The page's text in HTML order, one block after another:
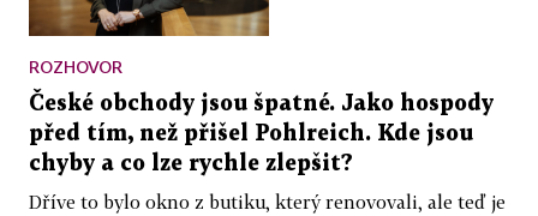
ROZHOVOR
České obchody jsou špatné. Jako hospody
před tím, než přišel Pohlreich. Kde jsou
chyby a co lze rychle zlepšit?
Dříve to bylo okno z butiku, který renovovali, ale teď je